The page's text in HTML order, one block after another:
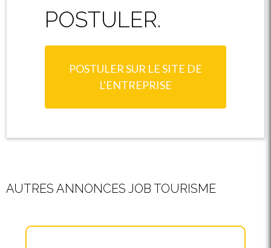
POSTULER.
POSTULER SUR LE SITE DE
L'ENTREPRISE
AUTRES ANNONCES JOB TOURISME